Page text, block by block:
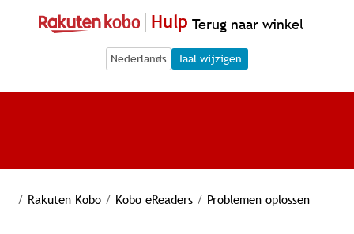
Hulp Terug naar winkel
Language Selection
Language Selection
Taal wijzigen
/ Rakuten Kobo / Kobo eReaders / Problemen oplossen